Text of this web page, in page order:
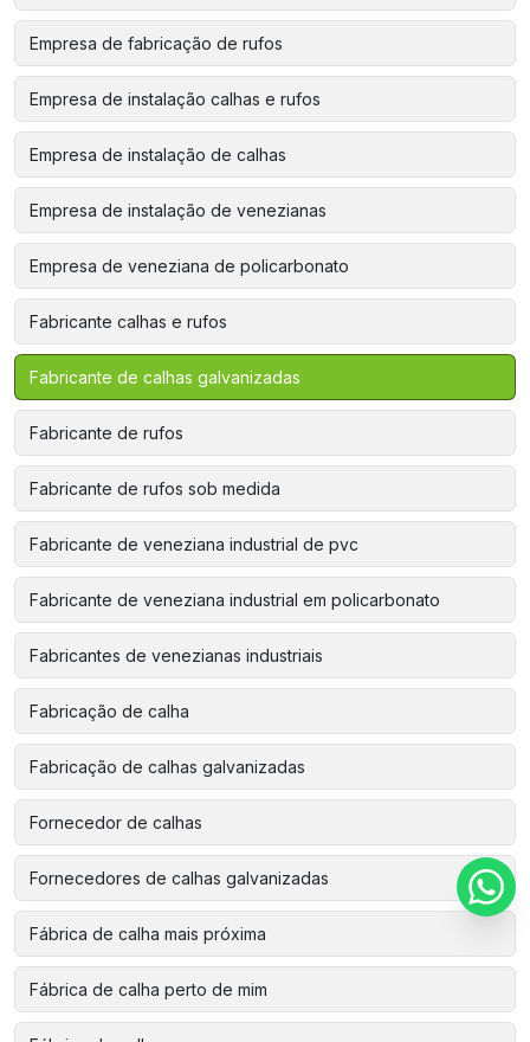
Empresa de fabricação de rufos
Empresa de instalação calhas e rufos
Empresa de instalação de calhas
Empresa de instalação de venezianas
Empresa de veneziana de policarbonato
Fabricante calhas e rufos
Fabricante de calhas galvanizadas
Fabricante de rufos
Fabricante de rufos sob medida
Fabricante de veneziana industrial de pvc
Fabricante de veneziana industrial em policarbonato
Fabricantes de venezianas industriais
Fabricação de calha
Fabricação de calhas galvanizadas
Fornecedor de calhas
Fornecedores de calhas galvanizadas
Fábrica de calha mais próxima
Fábrica de calha perto de mim